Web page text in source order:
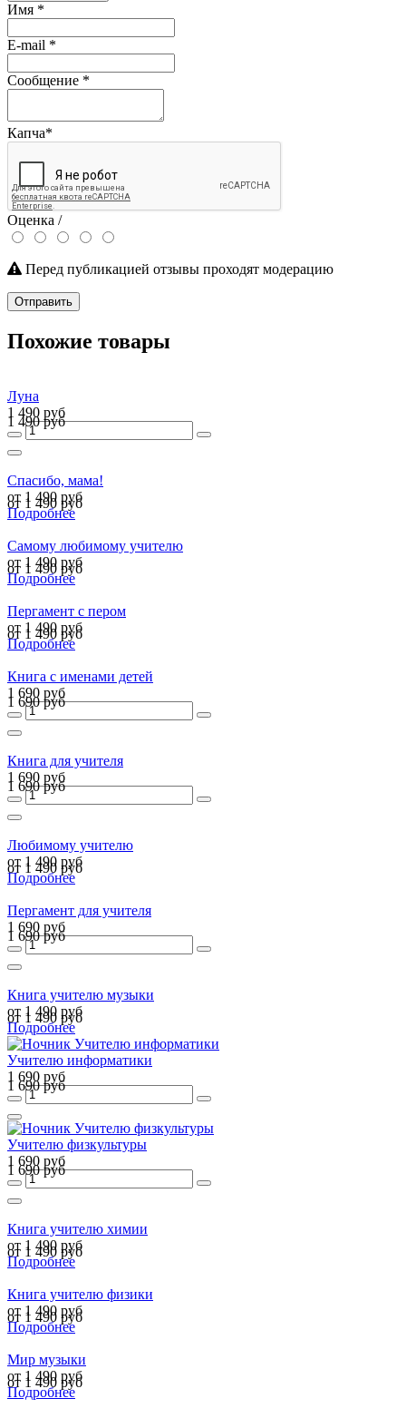
Имя *
E-mail *
Сообщение *
Капча*
Оценка /
Перед публикацией отзывы проходят модерацию
Отправить
Похожие товары
Луна
1 490 руб
1 490 руб
Спасибо, мама!
от 1 490 руб
от 1 490 руб
Подробнее
Самому любимому учителю
от 1 490 руб
от 1 490 руб
Подробнее
Пергамент с пером
от 1 490 руб
от 1 490 руб
Подробнее
Книга с именами детей
1 690 руб
1 690 руб
Книга для учителя
1 690 руб
1 690 руб
Любимому учителю
от 1 490 руб
от 1 490 руб
Подробнее
Пергамент для учителя
1 690 руб
1 690 руб
Книга учителю музыки
от 1 490 руб
от 1 490 руб
Подробнее
Учителю информатики
1 690 руб
1 690 руб
Учителю физкультуры
1 690 руб
1 690 руб
Книга учителю химии
от 1 490 руб
от 1 490 руб
Подробнее
Книга учителю физики
от 1 490 руб
от 1 490 руб
Подробнее
Мир музыки
от 1 490 руб
от 1 490 руб
Подробнее